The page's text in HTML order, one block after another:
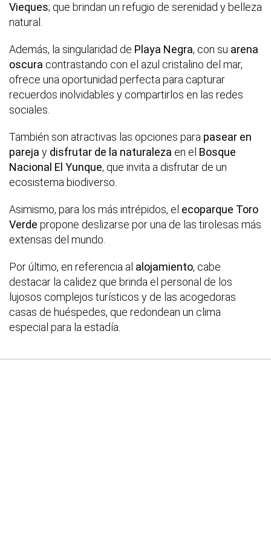
Vieques; que brindan un refugio de serenidad y belleza
natural.
Además, la singularidad de Playa Negra, con su arena
oscura contrastando con el azul cristalino del mar,
ofrece una oportunidad perfecta para capturar
recuerdos inolvidables y compartirlos en las redes
sociales.
También son atractivas las opciones para pasear en
pareja y disfrutar de la naturaleza en el Bosque
Nacional El Yunque, que invita a disfrutar de un
ecosistema biodiverso.
Asimismo, para los más intrépidos, el ecoparque Toro
Verde propone deslizarse por una de las tirolesas más
extensas del mundo.
Por último, en referencia al alojamiento, cabe
destacar la calidez que brinda el personal de los
lujosos complejos turísticos y de las acogedoras
casas de huéspedes, que redondean un clima
especial para la estadía.